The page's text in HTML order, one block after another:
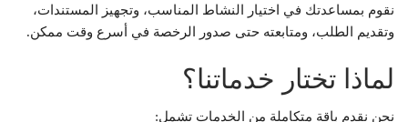
نقوم بمساعدتك في اختيار النشاط المناسب، وتجهيز المستندات،
وتقديم الطلب، ومتابعته حتى صدور الرخصة في أسرع وقت ممكن.
لماذا تختار خدماتنا؟
نحن نقدم باقة متكاملة من الخدمات تشمل: